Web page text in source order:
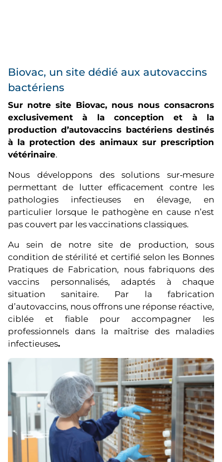
Biovac, un site dédié aux autovaccins
bactériens
Sur notre site Biovac, nous nous consacrons
exclusivement à la conception et à la
production d’autovaccins bactériens destinés
à la protection des animaux sur prescription
vétérinaire.
Nous développons des solutions sur‑mesure
permettant de lutter efficacement contre les
pathologies infectieuses en élevage, en
particulier lorsque le pathogène en cause n’est
pas couvert par les vaccinations classiques.
Au sein de notre site de production, sous
condition de stérilité et certifié selon les Bonnes
Pratiques de Fabrication, nous fabriquons des
vaccins personnalisés, adaptés à chaque
situation sanitaire. Par la fabrication
d’autovaccins, nous offrons une réponse réactive,
ciblée et fiable pour accompagner les
professionnels dans la maîtrise des maladies
infectieuses.